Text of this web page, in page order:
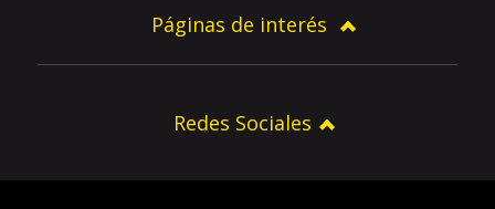
Páginas de interés
Redes Sociales